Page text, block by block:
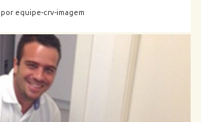
por equipe-crv-imagem